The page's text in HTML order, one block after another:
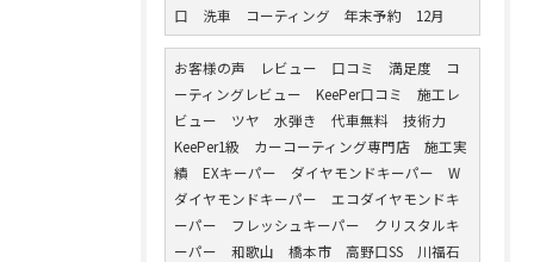
口 洗車 コーティング 年末予約 12月
お客様の声 レビュー 口コミ 満足度 コ
ーティングレビュー KeePer口コミ 施工レ
ビュー ツヤ 水弾き 代車無料 技術力
KeePer1級 カーコーティング専門店 施工実
績 EXキーパー ダイヤモンドキーパー W
ダイヤモンドキーパー エコダイヤモンドキ
ーパー フレッシュキーパー クリスタルキ
ーパー 和歌山 橋本市 高野口SS 川福石